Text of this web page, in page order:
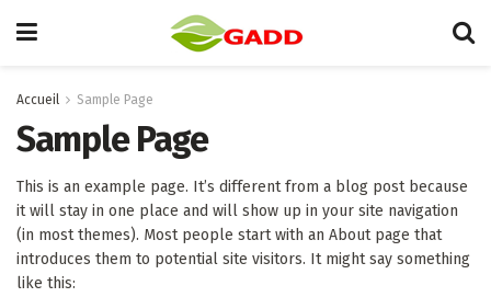
Accueil Sample Page
Sample Page
This is an example page. It’s different from a blog post because
it will stay in one place and will show up in your site navigation
(in most themes). Most people start with an About page that
introduces them to potential site visitors. It might say something
like this: